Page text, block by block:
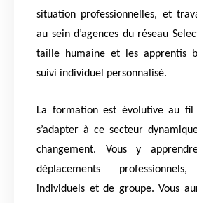
situation professionnelles, et
au sein d’agences du réseau
taille humaine et les apprentis
suivi individuel personnalisé.
La formation est évolutive au fil
s’adapter à ce secteur
changement. Vous y
déplacements
individuels et de groupe. Vous